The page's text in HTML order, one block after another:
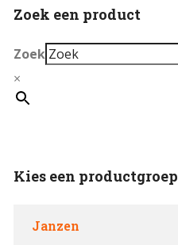
Zoek een product
Zoek
×
Kies een productgroep
Janzen